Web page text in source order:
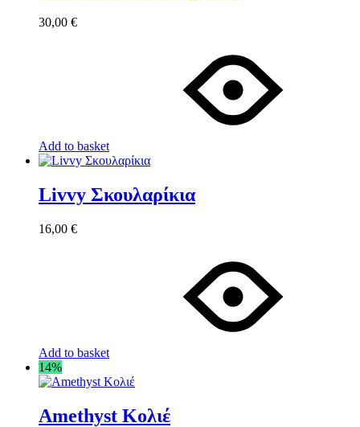
30,00 €
Add to basket
Livvy Σκουλαρίκια
16,00 €
Add to basket
14%
Amethyst Κολιέ